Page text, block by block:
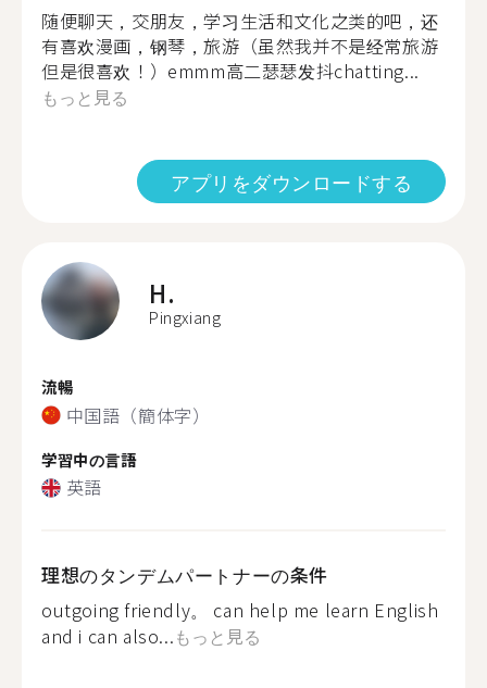
随便聊天，交朋友，学习生活和文化之类的吧，还
有喜欢漫画，钢琴，旅游（虽然我并不是经常旅游
但是很喜欢！）emmm高二瑟瑟发抖chatting...
もっと見る
アプリをダウンロードする
H.
Pingxiang
流暢
中国語（簡体字）
学習中の言語
英語
理想のタンデムパートナーの条件
outgoing friendly。 can help me learn English
and i can also...もっと見る